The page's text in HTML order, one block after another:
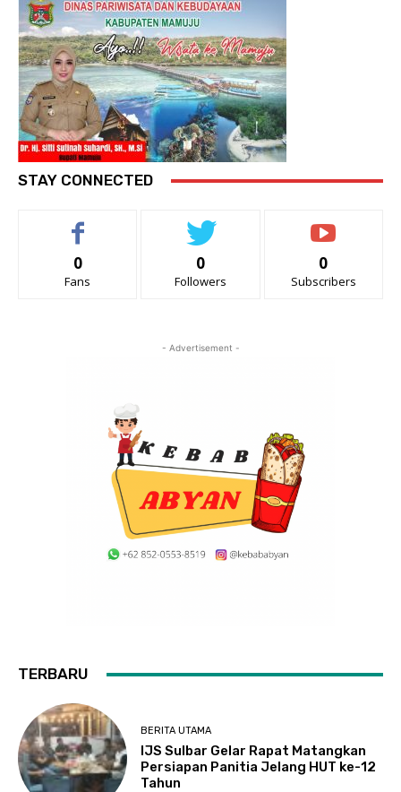
STAY CONNECTED
0
Fans
0
Followers
0
Subscribers
- Advertisement -
TERBARU
BERITA UTAMA
IJS Sulbar Gelar Rapat Matangkan
Persiapan Panitia Jelang HUT ke-12
Tahun